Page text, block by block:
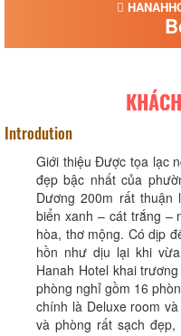
Introdution
Giới thiệu Được tọa lạc
đẹp bậc nhất của
Dương 200m rất thuận
biển xanh – cát trắng –
hòa, thơ mộng. Có dịp
hồn như dịu lại khi
Hanah Hotel khai
phòng nghỉ gồm 16
chính là Deluxe room
và phòng rất sạch